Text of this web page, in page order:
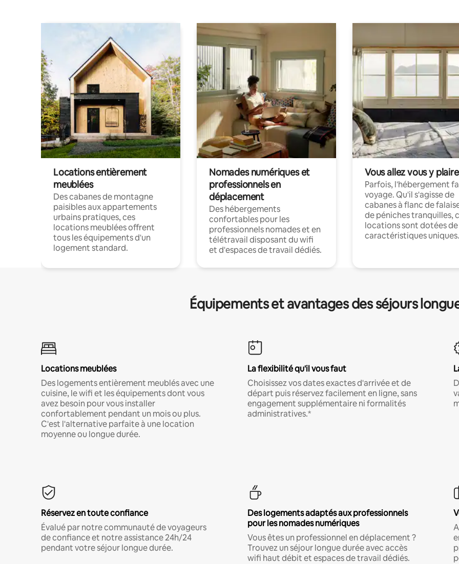
Locations entièrement
meublées
Des cabanes de montagne
paisibles aux appartements
urbains pratiques, ces
locations meublées offrent
tous les équipements d'un
logement standard.
Nomades numériques et
professionnels en
déplacement
Des hébergements
confortables pour les
professionnels nomades et en
télétravail disposant du wifi
et d'espaces de travail dédiés.
Vous allez vous y plaire
Parfois, l'hébergement
voyage. Qu'il s'agisse de
cabanes à flanc de
de péniches tranquilles,
locations sont dotées de
caractéristiques uniques.
Équipements et avantages des séjours
Locations meublées
Des logements entièrement meublés avec une
cuisine, le wifi et les équipements dont vous
avez besoin pour vous installer
confortablement pendant un mois ou plus.
C'est l'alternative parfaite à une location
moyenne ou longue durée.
La flexibilité qu'il vous faut
Choisissez vos dates exactes d'arrivée et de
départ puis réservez facilement en ligne, sans
engagement supplémentaire ni formalités
administratives.*
Réservez en toute confiance
Évalué par notre communauté de voyageurs
de confiance et notre assistance 24h/24
pendant votre séjour longue durée.
Des logements adaptés aux professionnels
pour les nomades numériques
Vous êtes un professionnel en déplacement ?
Trouvez un séjour longue durée avec accès
wifi haut débit et espaces de travail dédiés.